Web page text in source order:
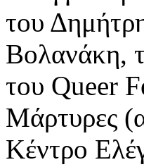
του
Βολανάκη,
του Queer
Μάρτυρες
Κέντρο